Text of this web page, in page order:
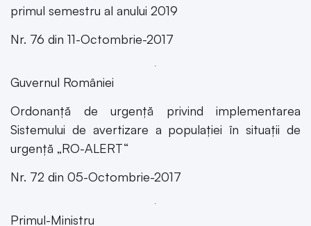
primul semestru al anului 2019
Nr. 76 din 11-Octombrie-2017
Guvernul României
Ordonanță de urgență privind implementarea
Sistemului de avertizare a populației în situații de
urgență „RO-ALERT“
Nr. 72 din 05-Octombrie-2017
Primul-Ministru